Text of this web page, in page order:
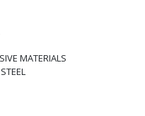
MATERIALS